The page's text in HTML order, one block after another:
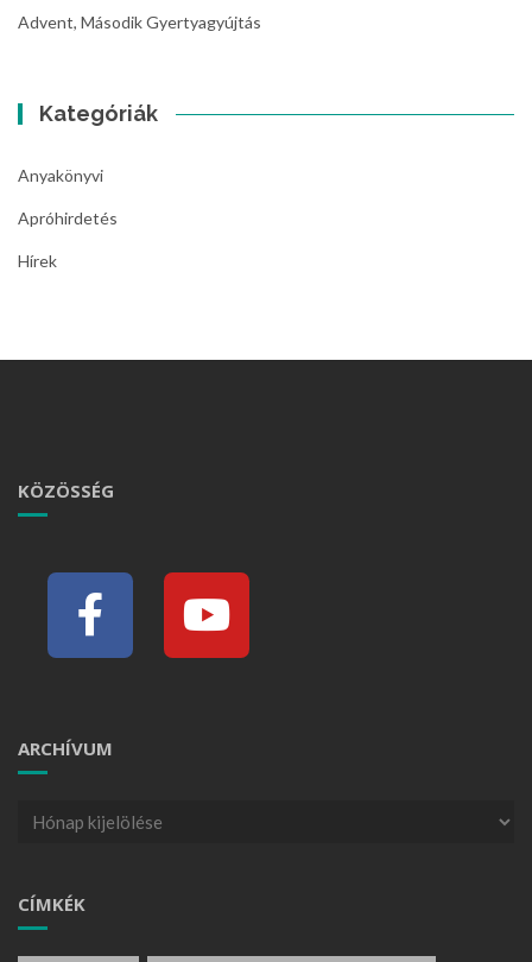
Advent, Második Gyertyagyújtás
Kategóriák
Anyakönyvi
Apróhirdetés
Hírek
KÖZÖSSÉG
ARCHÍVUM
CÍMKÉK